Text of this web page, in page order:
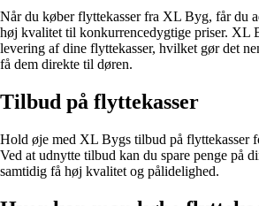
Når du køber flyttekasser fra XL Byg, får du
høj kvalitet til konkurrencedygtige priser. XL
levering af dine flyttekasser, hvilket gør det
få dem direkte til døren.
Tilbud på flyttekasser
Hold øje med XL Bygs tilbud på flyttekasser
Ved at udnytte tilbud kan du spare penge på
samtidig få høj kvalitet og pålidelighed.